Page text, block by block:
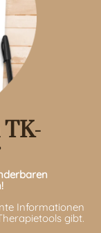
Informationen
gibt.